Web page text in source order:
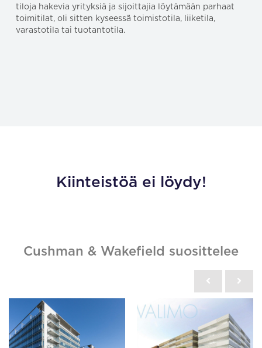
tiloja hakevia yrityksiä ja sijoittajia löytämään parhaat
toimitilat, oli sitten kyseessä toimistotila, liiketila,
varastotila tai tuotantotila.
Kiinteistöä ei löydy!
Cushman & Wakefield suosittelee